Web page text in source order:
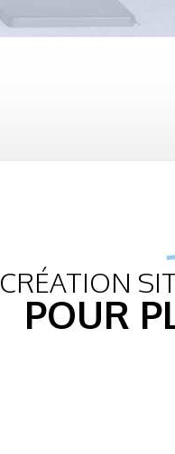
CRÉATION
POUR